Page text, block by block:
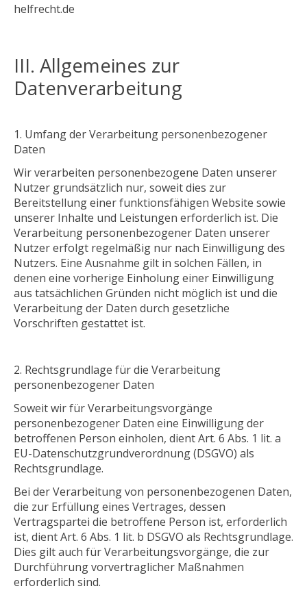
helfrecht.de
III. Allgemeines zur
Datenverarbeitung
Umfang der Verarbeitung personenbezogener
Daten
Wir verarbeiten personenbezogene Daten unserer
Nutzer grundsätzlich nur, soweit dies zur
Bereitstellung einer funktionsfähigen Website sowie
unserer Inhalte und Leistungen erforderlich ist. Die
Verarbeitung personenbezogener Daten unserer
Nutzer erfolgt regelmäßig nur nach Einwilligung des
Nutzers. Eine Ausnahme gilt in solchen Fällen, in
denen eine vorherige Einholung einer Einwilligung
aus tatsächlichen Gründen nicht möglich ist und die
Verarbeitung der Daten durch gesetzliche
Vorschriften gestattet ist.
Rechtsgrundlage für die Verarbeitung
personenbezogener Daten
Soweit wir für Verarbeitungsvorgänge
personenbezogener Daten eine Einwilligung der
betroffenen Person einholen, dient Art. 6 Abs. 1 lit. a
EU-Datenschutzgrundverordnung (DSGVO) als
Rechtsgrundlage.
Bei der Verarbeitung von personenbezogenen Daten,
die zur Erfüllung eines Vertrages, dessen
Vertragspartei die betroffene Person ist, erforderlich
ist, dient Art. 6 Abs. 1 lit. b DSGVO als Rechtsgrundlage.
Dies gilt auch für Verarbeitungsvorgänge, die zur
Durchführung vorvertraglicher Maßnahmen
erforderlich sind.